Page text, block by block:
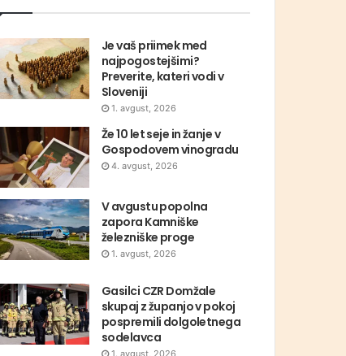
Je vaš priimek med
najpogostejšimi?
Preverite, kateri vodi v
Sloveniji
1. avgust, 2026
Že 10 let seje in žanje v
Gospodovem vinogradu
4. avgust, 2026
V avgustu popolna
zapora Kamniške
železniške proge
1. avgust, 2026
Gasilci CZR Domžale
skupaj z županjo v pokoj
pospremili dolgoletnega
sodelavca
1. avgust, 2026